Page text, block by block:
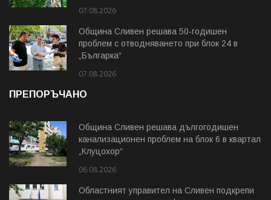
07.08.2026
Община Сливен решава 50-годишен
проблем с отводняването при блок 24 в
„Българка“
07.08.2026
ПРЕПОРЪЧАНО
Община Сливен решава дългогодишен
канализационен проблем на блок 6 в квартал
„Клуцохор“
06.08.2026
Областният управител на Сливен подкрепи